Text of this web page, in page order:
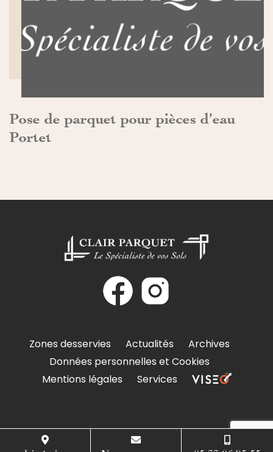
Pose de parquet pour pièces d’eau
Portet
DÉCOUVRIR>>
Zones desservies Actualités
Archives
Données personnelles et Cookies
Mentions légales
Services